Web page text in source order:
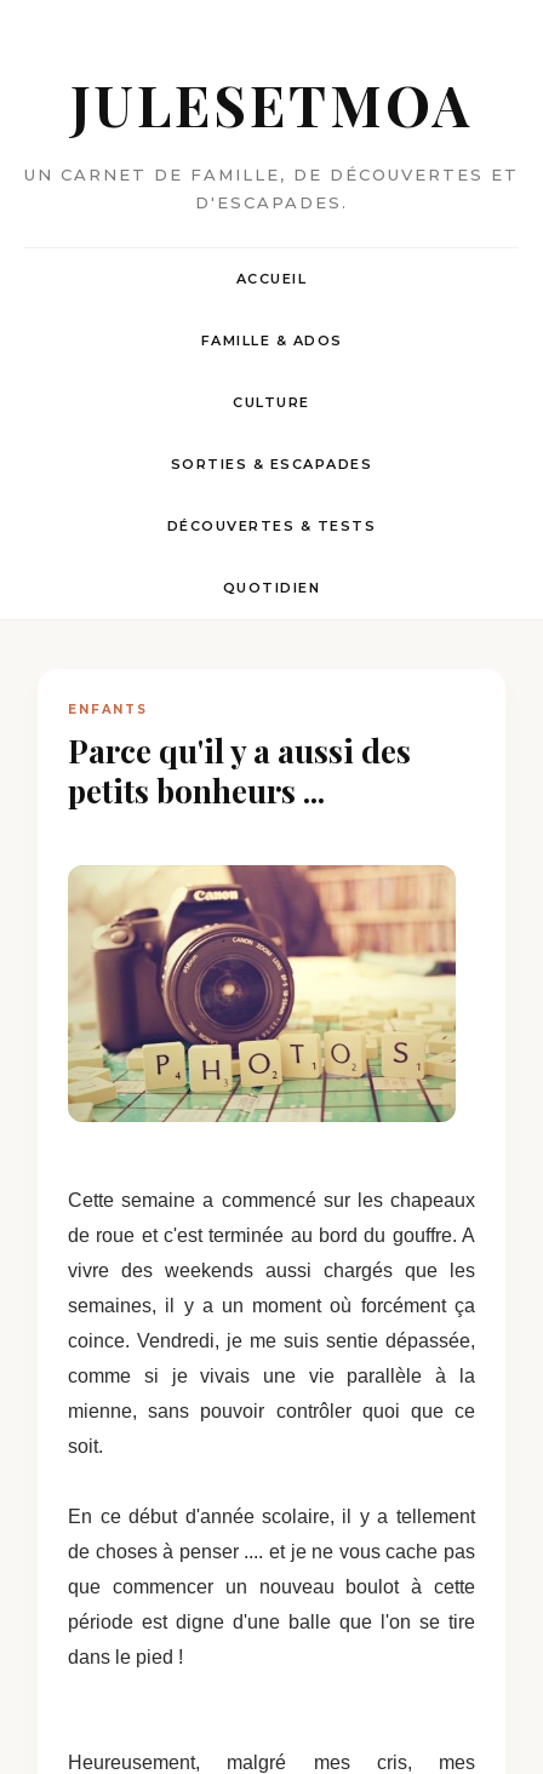
JULESETMOA
UN CARNET DE FAMILLE, DE DÉCOUVERTES ET
D'ESCAPADES.
ACCUEIL
FAMILLE & ADOS
CULTURE
SORTIES & ESCAPADES
DÉCOUVERTES & TESTS
QUOTIDIEN
ENFANTS
Parce qu'il y a aussi des
petits bonheurs ...
Cette semaine a commencé sur les chapeaux
de roue et c'est terminée au bord du gouffre. A
vivre des weekends aussi chargés que les
semaines, il y a un moment où forcément ça
coince. Vendredi, je me suis sentie dépassée,
comme si je vivais une vie parallèle à la
mienne, sans pouvoir contrôler quoi que ce
soit.
En ce début d'année scolaire, il y a tellement
de choses à penser .... et je ne vous cache pas
que commencer un nouveau boulot à cette
période est digne d'une balle que l'on se tire
dans le pied !
Heureusement, malgré mes cris, mes